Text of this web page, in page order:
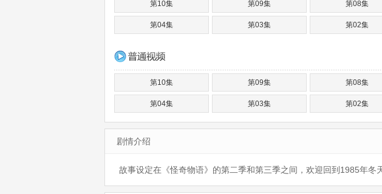
第10集 第09集 第08集
第04集 第03集 第02集
第10集 第09集 第08集
第04集 第03集 第02集
剧情介绍
故事设定在《怪奇物语》的第二季和第三季之间，欢迎回到1985年冬